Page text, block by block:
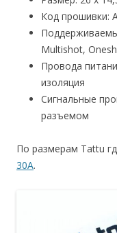
Код прошивки:
Multishot,
Провода
изоляция
Сигнальные
разъемом
По размерам Tattu
30A.